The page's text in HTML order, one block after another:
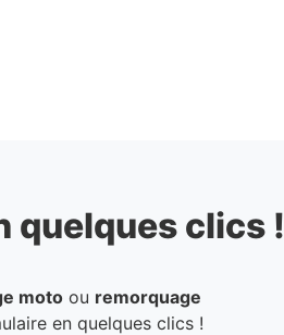
quelques clics !
motoou remorquage
en quelques clics !